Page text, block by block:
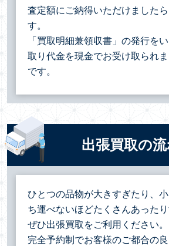
査定額にご納得いただけました
す。
「買取明細兼領収書」の発行を
取り代金を現金でお受け取られ
です。
出張買取の
ひとつの品物が大きすぎたり、
ち運べないほどたくさんあった
ぜひ出張買取をご利用ください。
完全予約制でお客様のご都合の